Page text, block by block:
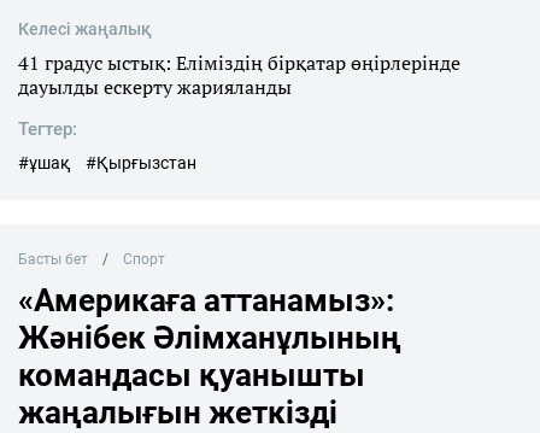
Келесі жаңалық
41 градус ыстық: Еліміздің бірқатар өңірлерінде
дауылды ескерту жарияланды
Тегтер:
#ұшақ #Қырғызстан
Басты бет Спорт
«Америкаға аттанамыз»:
Жәнібек Әлімханұлының
командасы қуанышты
жаңалығын жеткізді